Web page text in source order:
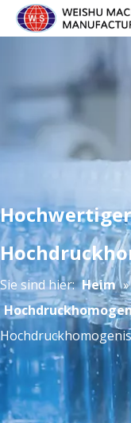
Hochwertiger
Sie sind hier: Heim